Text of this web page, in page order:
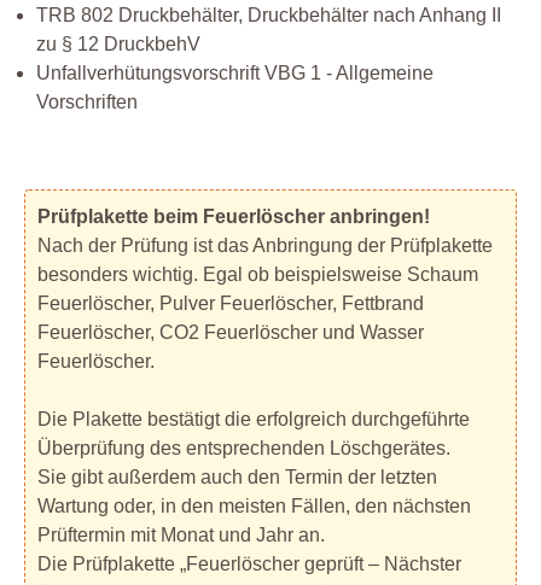
TRB 802 Druckbehälter, Druckbehälter nach Anhang II
zu § 12 DruckbehV
Unfallverhütungsvorschrift VBG 1 - Allgemeine
Vorschriften
Prüfplakette beim Feuerlöscher anbringen!
Nach der Prüfung ist das Anbringung der Prüfplakette
besonders wichtig. Egal ob beispielsweise Schaum
Feuerlöscher, Pulver Feuerlöscher, Fettbrand
Feuerlöscher, CO2 Feuerlöscher und Wasser
Feuerlöscher.
Die Plakette bestätigt die erfolgreich durchgeführte
Überprüfung des entsprechenden Löschgerätes.
Sie gibt außerdem auch den Termin der letzten
Wartung oder, in den meisten Fällen, den nächsten
Prüftermin mit Monat und Jahr an.
Die Prüfplakette „Feuerlöscher geprüft – Nächster